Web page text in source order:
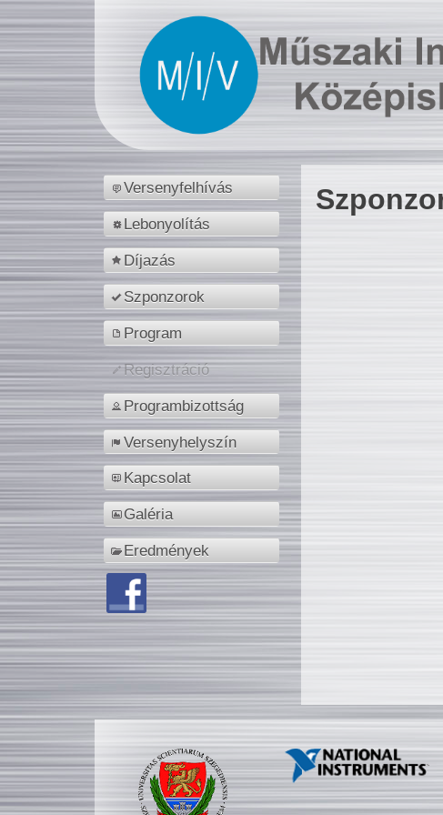
Versenyfelhívás
Lebonyolítás
Díjazás
Szponzorok
Program
Regisztráció
Programbizottság
Versenyhelyszín
Kapcsolat
Galéria
Eredmények